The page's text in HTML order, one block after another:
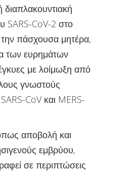
διαπλακουντιακή
SARS-CoV-2 στο
πάσχουσα μητέρα,
των ευρημάτων
με λοίμωξη από
γνωστούς
CoV και MERS-
αποβολή και
εμβρύου,
σε περιπτώσεις